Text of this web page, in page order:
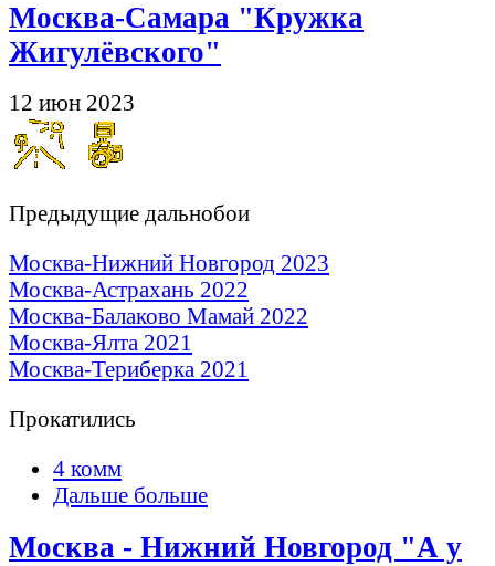
Москва-Самара "Кружка
Жигулёвского"
12 июн 2023
Предыдущие дальнобои
Москва-Нижний Новгород 2023
Москва-Астрахань 2022
Москва-Балаково Мамай 2022
Москва-Ялта 2021
Москва-Териберка 2021
Прокатились
4 комм
Дальше больше
Москва - Нижний Новгород "А у